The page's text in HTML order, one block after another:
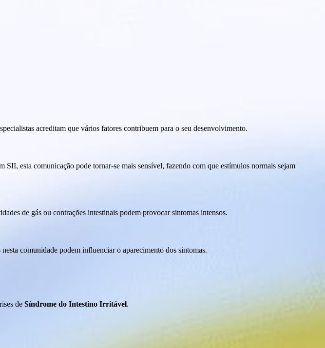
acreditam que vários fatores contribuem para o seu desenvolvimento.
esta comunicação pode tornar-se mais sensível, fazendo com que estímulos normais sejam
de gás ou contrações intestinais podem provocar sintomas intensos.
comunidade podem influenciar o aparecimento dos sintomas.
de Síndrome do Intestino Irritável.